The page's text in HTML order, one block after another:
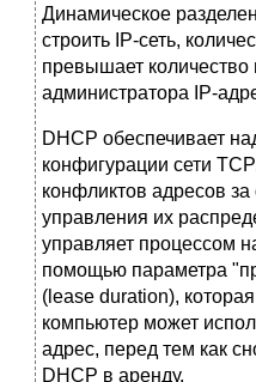
Динамическое
строить IP-сеть,
превышает
администратора IP-
DHCP обеспечивает
конфигурации сети
конфликтов адресов за
управления их
управляет процессом
помощью параметра
(lease duration),
компьютер может
адрес, перед тем как
DHCP в аренду.